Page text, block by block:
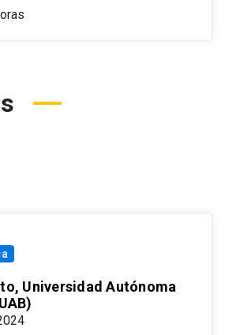
Universidad Autónoma